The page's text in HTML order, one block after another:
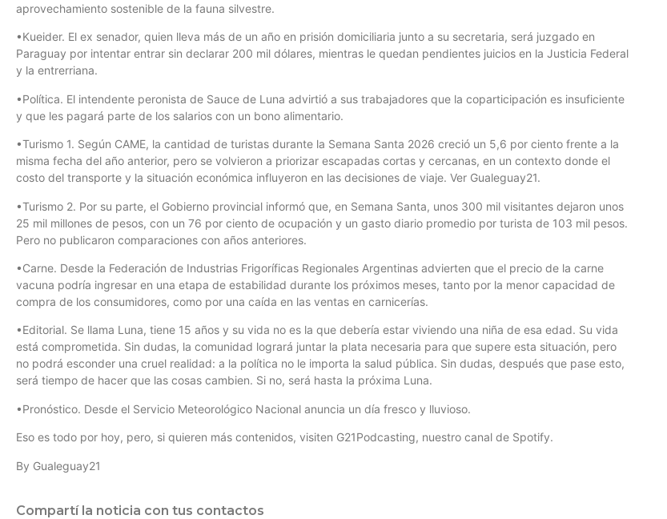
aprovechamiento sostenible de la fauna silvestre.
•Kueider. El ex senador, quien lleva más de un año en prisión domiciliaria junto a su secretaria, será juzgado en
Paraguay por intentar entrar sin declarar 200 mil dólares, mientras le quedan pendientes juicios en la Justicia Federal
y la entrerriana.
•Política. El intendente peronista de Sauce de Luna advirtió a sus trabajadores que la coparticipación es insuficiente
y que les pagará parte de los salarios con un bono alimentario.
•Turismo 1. Según CAME, la cantidad de turistas durante la Semana Santa 2026 creció un 5,6 por ciento frente a la
misma fecha del año anterior, pero se volvieron a priorizar escapadas cortas y cercanas, en un contexto donde el
costo del transporte y la situación económica influyeron en las decisiones de viaje. Ver Gualeguay21.
•Turismo 2. Por su parte, el Gobierno provincial informó que, en Semana Santa, unos 300 mil visitantes dejaron unos
25 mil millones de pesos, con un 76 por ciento de ocupación y un gasto diario promedio por turista de 103 mil pesos.
Pero no publicaron comparaciones con años anteriores.
•Carne. Desde la Federación de Industrias Frigoríficas Regionales Argentinas advierten que el precio de la carne
vacuna podría ingresar en una etapa de estabilidad durante los próximos meses, tanto por la menor capacidad de
compra de los consumidores, como por una caída en las ventas en carnicerías.
•Editorial. Se llama Luna, tiene 15 años y su vida no es la que debería estar viviendo una niña de esa edad. Su vida
está comprometida. Sin dudas, la comunidad logrará juntar la plata necesaria para que supere esta situación, pero
no podrá esconder una cruel realidad: a la política no le importa la salud pública. Sin dudas, después que pase esto,
será tiempo de hacer que las cosas cambien. Si no, será hasta la próxima Luna.
•Pronóstico. Desde el Servicio Meteorológico Nacional anuncia un día fresco y lluvioso.
Eso es todo por hoy, pero, si quieren más contenidos, visiten G21Podcasting, nuestro canal de Spotify.
By Gualeguay21
Compartí la noticia con tus contactos